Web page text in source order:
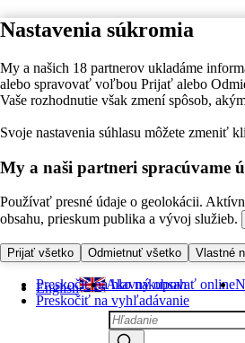
Nastavenia súkromia
My a našich 18 partnerov ukladáme
alebo spravovať voľbou Prijať alebo
Vaše rozhodnutie však zmení spôsob,
Svoje nastavenia súhlasu môžete zmeniť
My a naši partneri spracúvame
Používať presné údaje o geolokácii.
obsahu, prieskum publika a vývoj služieb.
Prijať všetko Odmietnuť všetko Vlastné
Preskočiť na hlavný obsah
Preskočiť na vyhľadávanie
English Ako nakupovať online